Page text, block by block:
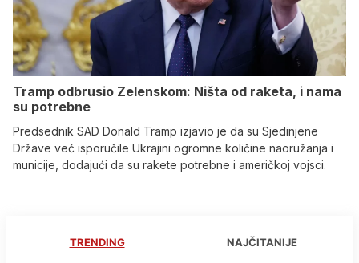
Tramp odbrusio Zelenskom: Ništa od raketa, i nama
su potrebne
Predsednik SAD Donald Tramp izjavio je da su Sjedinjene
Države već isporučile Ukrajini ogromne količine naoružanja i
municije, dodajući da su rakete potrebne i američkoj vojsci.
TRENDING NAJČITANIJE